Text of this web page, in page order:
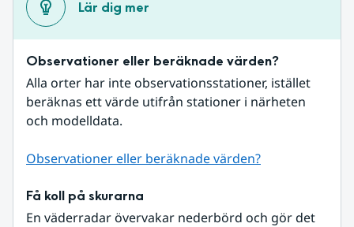
Lär dig mer
Observationer eller beräknade värden?
Alla orter har inte observationsstationer, istället
beräknas ett värde utifrån stationer i närheten
och modelldata.
Observationer eller beräknade värden?
Få koll på skurarna
En väderradar övervakar nederbörd och gör det